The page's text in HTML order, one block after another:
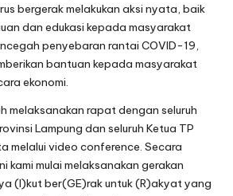
bergerak melakukan aksi nyata, baik
dan edukasi kepada masyarakat
penyebaran rantai COVlD-19,
bantuan kepada masyarakat
ekonomi.
melaksanakan rapat dengan seluruh
Lampung dan seluruh Ketua TP
melalui video conference. Secara
kami mulai melaksanakan gerakan
(l)kut ber(GE)rak untuk (R)akyat yang